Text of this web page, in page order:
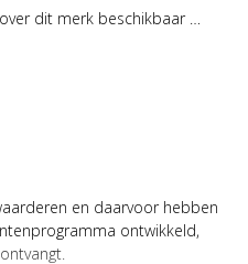
dit merk beschikbaar …
en daarvoor hebben
ontwikkeld,